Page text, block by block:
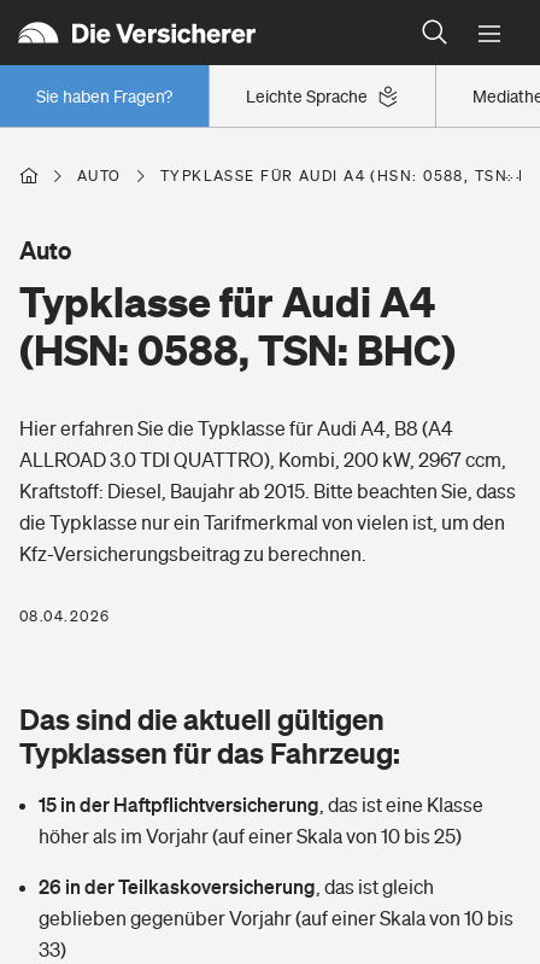
Leichte Sprache
Sie haben Fragen?
Wer versichert was: Jetzt Versicherer finden
Regionalklassen: So ist Ihre Region eingestuft
Wer versichert was: Jetzt Versicherer finden
Berufsunfähigkeitsversicherung
Erwerbsunfähigkeitsversicherung
Grundfähigkeitsversicherung
Arbeitsrechtsschutz
Berufshaftpflichtversicherung
Zur Übersicht
Tools
Wer versichert was: Jetzt Versicherer finden
Sie haben Fragen?
Wohnen
Elementarversicherung
Glasversicherung
Mietkautionsversicherung
Restkreditversicherung
Freizeit
Pri­vate Haft­pflicht­
Kinderunfall­ver­si­che­rung
Kinderinvalidität
Reiseversicherung
Hundehalter-Haftpflicht
Gesundheit
Private Krankenversicherung
Dread-Disease-Versicherung
Tierkrankenversicherung
Tools
AUTO TYPKLASSE FÜR AUDI A4 (HSN: 0588, TSN:
Typklasse für Audi A4
(HSN: 0588, TSN: BHC)
Auto
Hier erfahren Sie die Typklasse für Audi A4, B8 (A4
ALLROAD 3.0 TDI QUATTRO), Kombi, 200 kW, 2967 ccm,
Kraftstoff: Diesel, Baujahr ab 2015. Bitte beachten Sie, dass
die Typklasse nur ein Tarifmerkmal von vielen ist, um den
Kfz-Versicherungsbeitrag zu berechnen.
08.04.2026
Das sind die aktuell gültigen
Typklassen für das Fahrzeug:
15 in der Haftpflichtversicherung das ist eine Klasse
höher als im Vorjahr (auf einer Skala von 10 bis 25)
26 in der Teilkaskoversicherung das ist gleich
geblieben gegenüber Vorjahr (auf einer Skala von 10 bis
33)